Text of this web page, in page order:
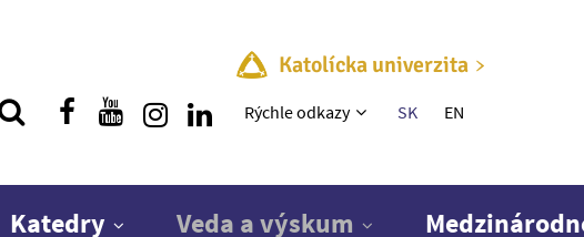
Katolícka univerzita
Rýchle menu
Rýchle odkazy SK EN
Katedry Veda a výskum